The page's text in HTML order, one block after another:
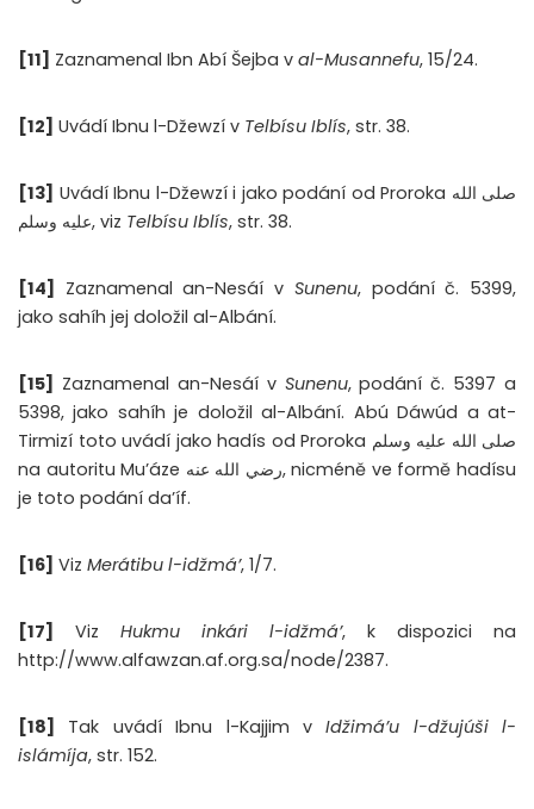
[11] Zaznamenal Ibn Abí Šejba v al-Musannefu, 15/24.
[12] Uvádí Ibnu l-Džewzí v Telbísu Iblís, str. 38.
[13] Uvádí Ibnu l-Džewzí i jako podání od Proroka صلى الله
عليه وسلم, viz Telbísu Iblís, str. 38.
[14] Zaznamenal an-Nesáí v Sunenu, podání č. 5399,
jako sahíh jej doložil al-Albání.
[15] Zaznamenal an-Nesáí v Sunenu, podání č. 5397 a
5398, jako sahíh je doložil al-Albání. Abú Dáwúd a at-
Tirmizí toto uvádí jako hadís od Proroka صلى الله عليه وسلم
na autoritu Mu’áze رضي الله عنه, nicméně ve formě hadísu
je toto podání da’íf.
[16] Viz Merátibu l-idžmá’, 1/7.
[17] Viz Hukmu inkári l-idžmá’, k dispozici na
http://www.alfawzan.af.org.sa/node/2387.
[18] Tak uvádí Ibnu l-Kajjim vIdžimá’u l-džujúši l-
islámíja, str. 152.